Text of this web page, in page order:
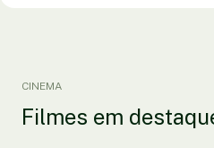
CINEMA
Filmes em